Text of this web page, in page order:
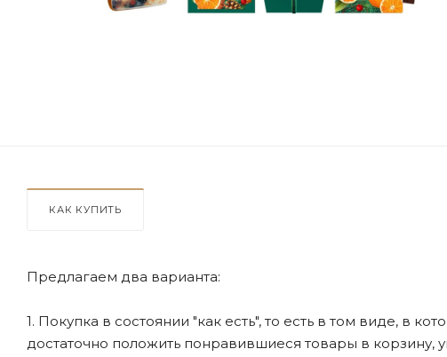
КАК КУПИТЬ
Предлагаем два варианта:
1. Покупка в состоянии "как есть", то есть в том виде, в
достаточно положить понравившиеся товары в корзину,